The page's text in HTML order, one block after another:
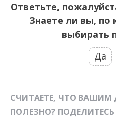
Ответьте,
Знаете ли вы, по
выбирать
Да
СЧИТАЕТЕ, ЧТО ВАШИМ
ПОЛЕЗНО?